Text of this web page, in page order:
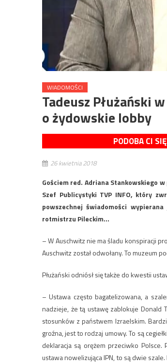
WIADOMOŚCI
Tadeusz Płużański
o żydowskie lobby
PODOBA CI
26 kwietnia 2018
Gościem red. Adriana Stankowskiego w
Szef Publicystyki TVP INFO, który
powszechnej świadomości
rotmistrzu Pileckim…
– W Auschwitz nie ma śladu konspiracji
Auschwitz został odwołany. To muzeum
Płużański odniósł się także do kwestii
– Ustawa często bagatelizowana, a
nadzieje, że tą ustawę zablokuje Donald
stosunków z państwem Izraelskim.
groźna, jest to rodzaj umowy. To są
deklaracja są orężem przeciwko
ustawa nowelizująca IPN, to są dwie